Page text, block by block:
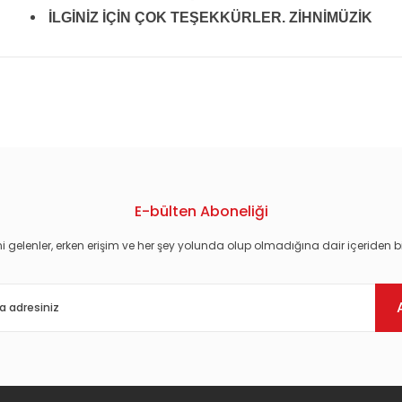
İLGİNİZ İÇİN ÇOK TEŞEKKÜRLER. ZİHNİMÜZİK
E-bülten Aboneliği
gelenler, erken erişim ve her şey yolunda olup olmadığına dair içeriden